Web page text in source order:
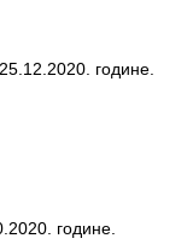
године.
године.